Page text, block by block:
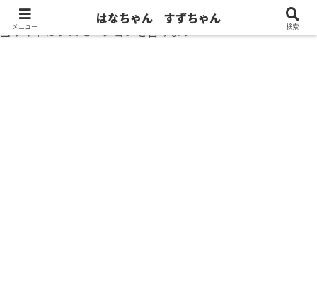
当サイトはプロモーションを含みます
メニュー
はなちゃん すずちゃん
検索